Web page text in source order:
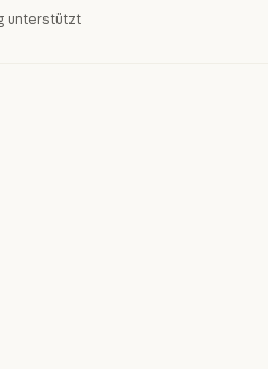
unterstützt